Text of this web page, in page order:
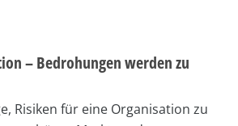
– Bedrohungen werden zu
Risiken für eine Organisation zu